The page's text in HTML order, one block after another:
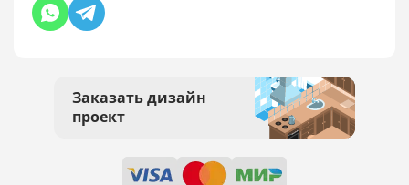
Заказать дизайн
проект